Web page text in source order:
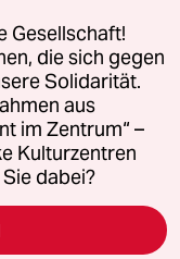
für Genehmigungen
Richtlinien
AGB
(Ads)
Gesellschaft!
die sich gegen
Solidarität.
aus
im Zentrum“ –
Kulturzentren
dabei?